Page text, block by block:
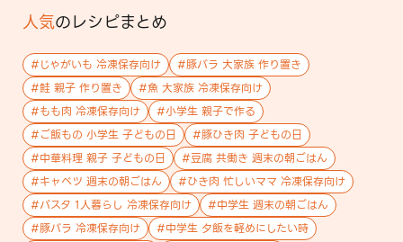
人気のレシピまとめ
#じゃがいも 冷凍保存向け #豚バラ 大家族 作り置き
#鮭 親子 作り置き #魚 大家族 冷凍保存向け
#もも肉 冷凍保存向け #小学生 親子で作る
#ご飯もの 小学生 子どもの日 #豚ひき肉 子どもの日
#中華料理 親子 子どもの日 #豆腐 共働き 週末の朝ごはん
#キャベツ 週末の朝ごはん #ひき肉 忙しいママ 冷凍保存向け
#パスタ 1人暮らし 冷凍保存向け #中学生 週末の朝ごはん
#豚バラ 冷凍保存向け #中学生 夕飯を軽めにしたい時